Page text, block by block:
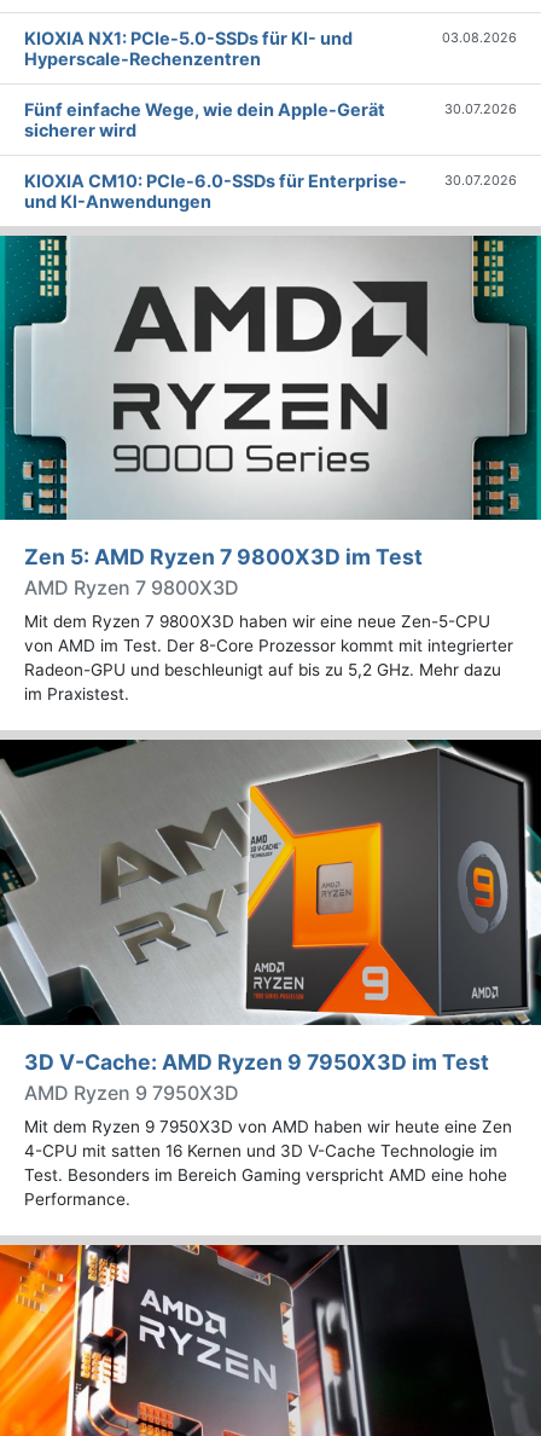
KIOXIA NX1: PCIe-5.0-SSDs für KI- und
Hyperscale-Rechenzentren
03.08.2026
Fünf einfache Wege, wie dein Apple-Gerät
sicherer wird
30.07.2026
KIOXIA CM10: PCIe-6.0-SSDs für Enterprise-
und KI-Anwendungen
30.07.2026
Zen 5: AMD Ryzen 7 9800X3D im Test
AMD Ryzen 7 9800X3D
Mit dem Ryzen 7 9800X3D haben wir eine neue Zen-5-CPU
von AMD im Test. Der 8-Core Prozessor kommt mit integrierter
Radeon-GPU und beschleunigt auf bis zu 5,2 GHz. Mehr dazu
im Praxistest.
3D V-Cache: AMD Ryzen 9 7950X3D im Test
AMD Ryzen 9 7950X3D
Mit dem Ryzen 9 7950X3D von AMD haben wir heute eine Zen
4-CPU mit satten 16 Kernen und 3D V-Cache Technologie im
Test. Besonders im Bereich Gaming verspricht AMD eine hohe
Performance.